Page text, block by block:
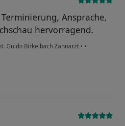
Ansprache,
hervorragend.
Guido Birkelbach Zahnarzt • •